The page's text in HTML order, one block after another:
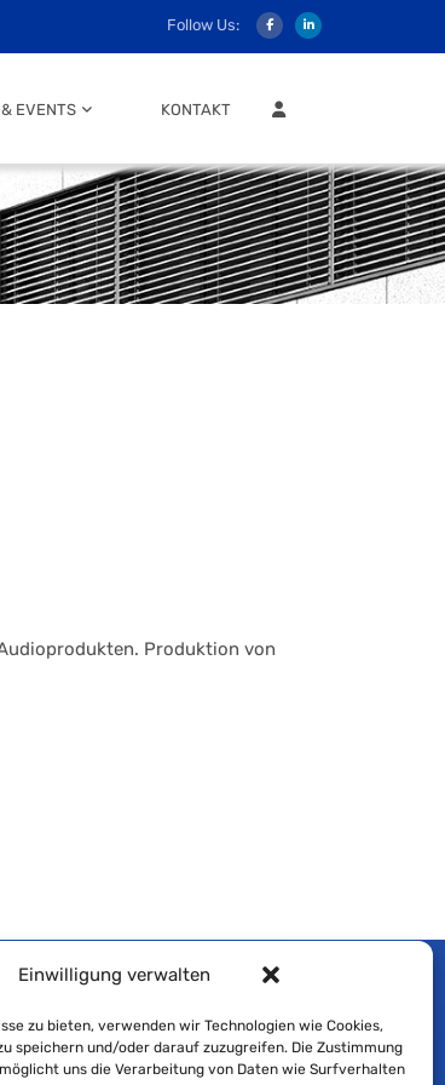
Einwilligung verwalten
zu bieten, verwenden wir Technologien wie Cookies,
speichern und/oder darauf zuzugreifen. Die Zustimmung
uns die Verarbeitung von Daten wie Surfverhalten
Follow Us:
EVENTS KONTAKT MITGLIEDER LOGIN
Produktion von